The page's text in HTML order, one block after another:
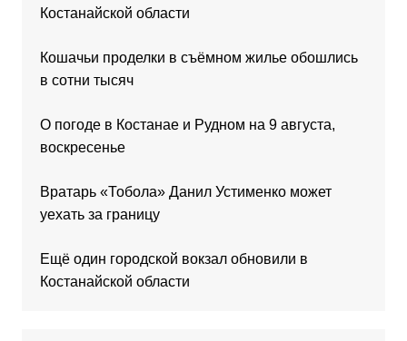
Костанайской области
Кошачьи проделки в съёмном жилье обошлись
в сотни тысяч
О погоде в Костанае и Рудном на 9 августа,
воскресенье
Вратарь «Тобола» Данил Устименко может
уехать за границу
Ещё один городской вокзал обновили в
Костанайской области